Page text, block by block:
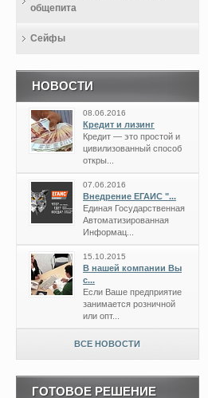
общепита
Сейфы
НОВОСТИ
08.06.2016
Кредит и лизинг
Кредит — это простой и
цивилизованный способ
откры...
07.06.2016
Внедрение ЕГАИС "...
Единая Государственная
Автоматизированная
Информац...
15.10.2015
В нашей компании Вы
с...
Если Ваше предприятие
занимается розничной
или опт...
ВСЕ НОВОСТИ
ГОТОВОЕ РЕШЕНИЕ